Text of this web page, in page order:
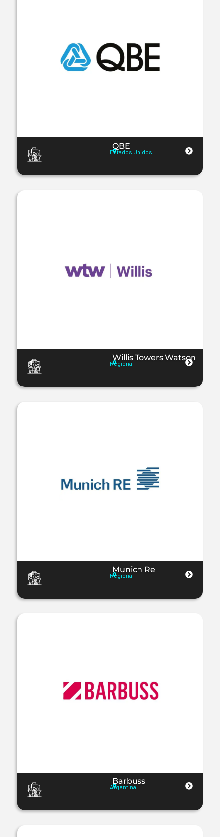
QBE
Estados Unidos
Willis Towers Watson
Regional
Munich Re
Regional
Barbuss
Argentina